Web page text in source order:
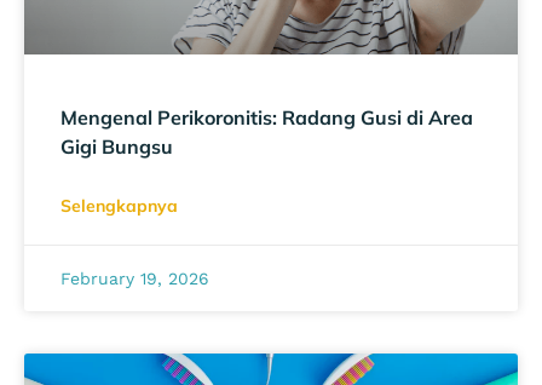
Mengenal Perikoronitis: Radang Gusi di Area
Gigi Bungsu
Selengkapnya
February 19, 2026